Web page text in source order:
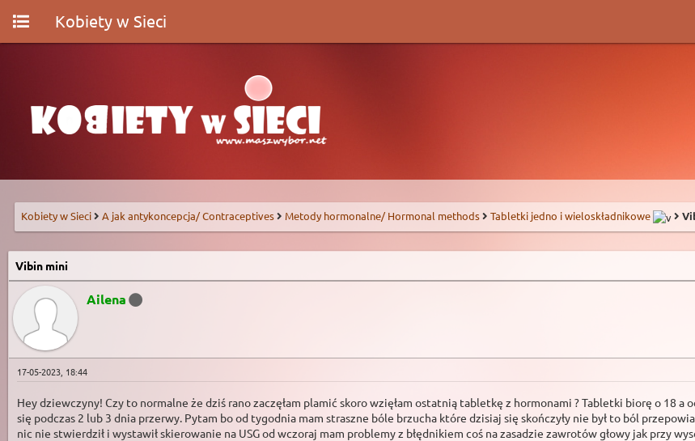
Kobiety w Sieci
Kobiety w Sieci A jak antykoncepcja/ Contraceptives Metody hormonalne/ Hormonal methods Tabletki jedno i wieloskładnikowe
Vibin mini
Ailena
17-05-2023, 18:44
Hey dziewczyny! Czy to normalne że dziś rano zaczęłam plamić skoro wzięłam ostatnią tabletkę z hormonami ? Tabletki biorę o 18 a
się podczas 2 lub 3 dnia przerwy. Pytam bo od tygodnia mam straszne bóle brzucha które dzisiaj się skończyły nie był to ból
nic nie stwierdził i wystawił skierowanie na USG od wczoraj mam problemy z błędnikiem coś na zasadzie zawrotów głowy jak przy